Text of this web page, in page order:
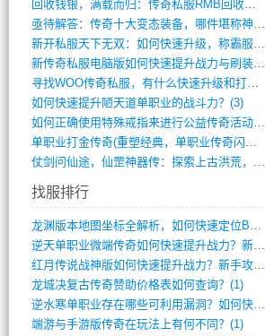
回收钱银，满载而归：传奇私服RMB回收装(548)
亟待解答：传奇十大变态装备，哪件堪称神器(347)
新开私服天下无双：如何快速升级，称霸服务(681)
新传奇私服电脑版如何快速提升战力与刷装备(835)
寻找WOO传奇私服，有什么快速升级和打宝(864)
如何快速提升陋天道单职业的战斗力？(3)
如何正确使用特殊戒指来进行公益传奇活动？(10)
单职业打金传奇(重塑经典，单职业传奇闪耀(10)
仗剑问仙途，仙罡神器传：探索上古洪荒，揭(813)
找服排行
龙渊版本地图坐标全解析，如何快速定位BO(3)
逆天单职业微端传奇如何快速提升战力？新手(2)
红月传说战神版如何快速提升战力？新手攻略(2)
龙城决复古传奇赞助价格表如何查询？(1)
逆水寒单职业存在哪些可利用漏洞？如何快速(1)
端游与手游版传奇在玩法上有何不同？(1)